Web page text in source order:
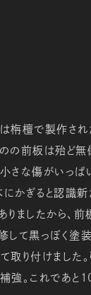
栴檀で製作さ
の前板は殆ど無
さな傷がいっぱ
かぎると認識新
りましたから、前
して黒っぽく塗
取り付けました
強。これであ